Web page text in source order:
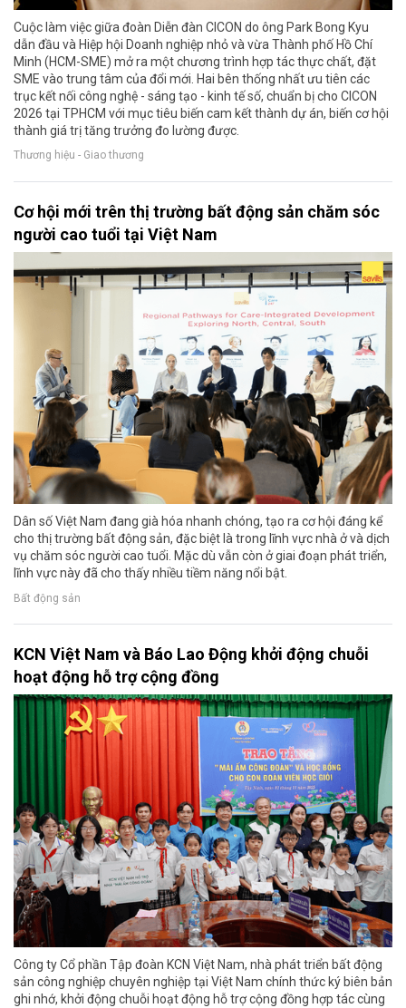
Cuộc làm việc giữa đoàn Diễn đàn CICON do ông Park Bong Kyu
dẫn đầu và Hiệp hội Doanh nghiệp nhỏ và vừa Thành phố Hồ Chí
Minh (HCM-SME) mở ra một chương trình hợp tác thực chất, đặt
SME vào trung tâm của đổi mới. Hai bên thống nhất ưu tiên các
trục kết nối công nghệ - sáng tạo - kinh tế số, chuẩn bị cho CICON
2026 tại TPHCM với mục tiêu biến cam kết thành dự án, biến cơ hội
thành giá trị tăng trưởng đo lường được.
Thương hiệu - Giao thương
Cơ hội mới trên thị trường bất động sản chăm sóc
người cao tuổi tại Việt Nam
Dân số Việt Nam đang già hóa nhanh chóng, tạo ra cơ hội đáng kể
cho thị trường bất động sản, đặc biệt là trong lĩnh vực nhà ở và dịch
vụ chăm sóc người cao tuổi. Mặc dù vẫn còn ở giai đoạn phát triển,
lĩnh vực này đã cho thấy nhiều tiềm năng nổi bật.
Bất động sản
KCN Việt Nam và Báo Lao Động khởi động chuỗi
hoạt động hỗ trợ cộng đồng
Công ty Cổ phần Tập đoàn KCN Việt Nam, nhà phát triển bất động
sản công nghiệp chuyên nghiệp tại Việt Nam chính thức ký biên bản
ghi nhớ, khởi động chuỗi hoạt động hỗ trợ cộng đồng hợp tác cùng